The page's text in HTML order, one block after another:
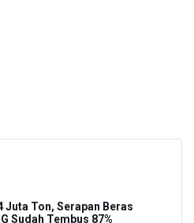
Juta Ton, Serapan Beras
Sudah Tembus 87%